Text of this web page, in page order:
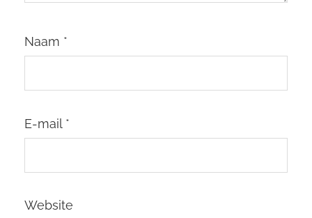
Naam *
E-mail *
Website